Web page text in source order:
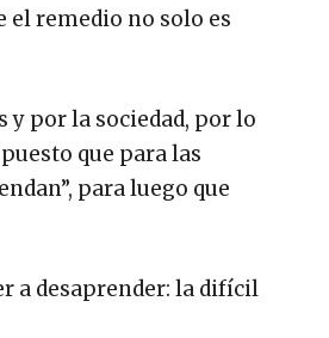
el remedio no solo es
y por la sociedad, por lo
que para las
para luego que
a desaprender: la difícil